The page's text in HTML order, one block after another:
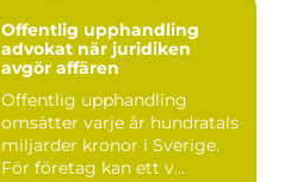
Offentlig upphandling
advokat när juridiken
avgör affären
Offentlig upphandling
omsätter varje år hundratals
miljarder kronor i Sverige.
För företag kan ett v...